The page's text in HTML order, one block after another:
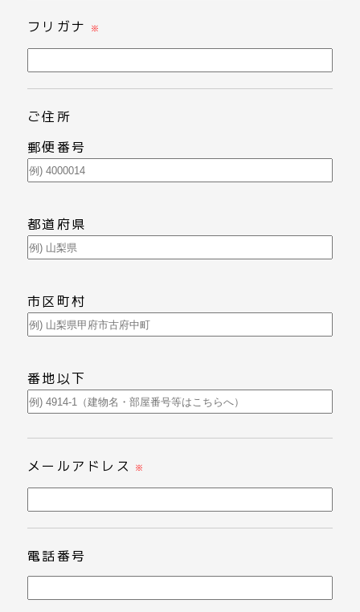
フリガナ ※
ご住所
郵便番号
都道府県
市区町村
番地以下
メールアドレス ※
電話番号